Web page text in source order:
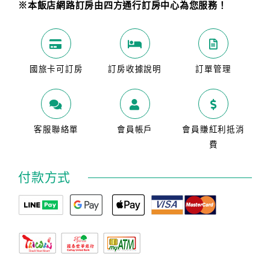
※本飯店網路訂房由四方通行訂房中心為您服務！
國旅卡可訂房 訂房收據說明 訂單管理
客服聯絡單 會員帳戶
會員賺紅利抵消
費
付款方式